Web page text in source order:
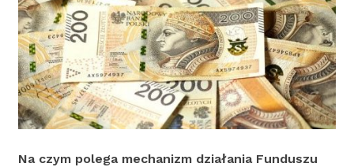
Na czym polega mechanizm działania Funduszu